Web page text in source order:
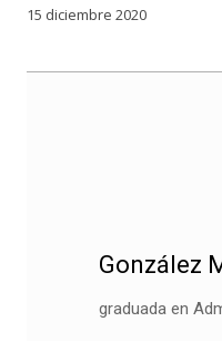
15 diciembre 2020
González
graduada en